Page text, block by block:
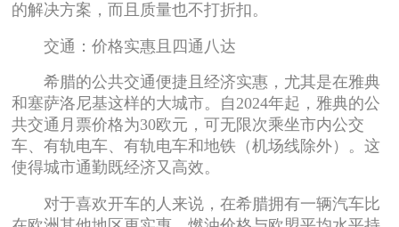
的解决方案，而且质量也不打折扣。
交通：价格实惠且四通八达
希腊的公共交通便捷且经济实惠，尤其是在雅典
和塞萨洛尼基这样的大城市。自2024年起，雅典的公
共交通月票价格为30欧元，可无限次乘坐市内公交
车、有轨电车、有轨电车和地铁（机场线除外）。这
使得城市通勤既经济又高效。
对于喜欢开车的人来说，在希腊拥有一辆汽车比